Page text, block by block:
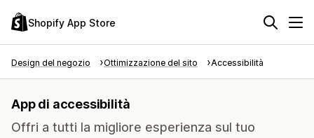
Shopify App Store
Design del negozio Ottimizzazione del sito Accessibilità
App di accessibilità
Offri a tutti la migliore esperienza sul tuo